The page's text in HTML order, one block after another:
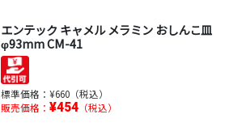
エンテック キャメル メラミン おしんこ皿
φ93mm CM-41
標準価格： ¥660（税込）
販売価格： ¥454（税込）